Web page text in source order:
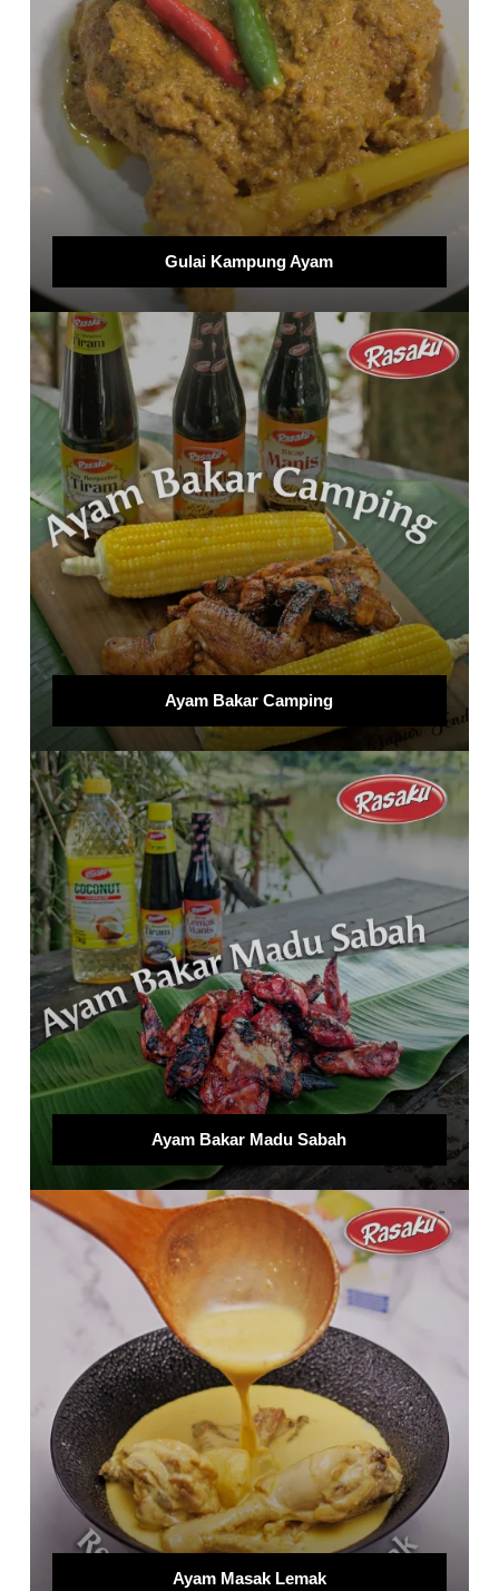
Gulai Kampung Ayam
Ayam Bakar Camping
Ayam Bakar Madu Sabah
Ayam Masak Lemak